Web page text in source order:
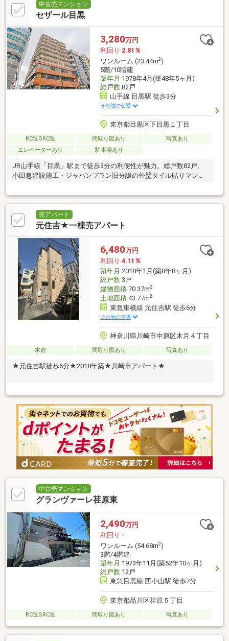
中古売マンション
セザール目黒
3,280万円
利回り 2.81％
ワンルーム (23.44m2)
5階/10階建
築年月 1978年4月(築48年5ヶ月)
総戸数82戸
山手線 目黒駅 徒歩3分
その他の交通
東京都目黒区下目黒１丁目
RC造SRC造 間取り図あり
写真あり
エレベーターあり
駐車場あり
JR山手線「目黒」駅まで徒歩3分の利便性が魅力。総戸数82戸、
小田急建設施工・ジャパンプラン旧分譲の外壁タイル貼りマンシ
す。
売アパート
元住吉★一棟売アパート
6,480万円
利回り 4.11％
築年月 2018年1月(築8年8ヶ月)
総戸数3戸
建物面積70.37m2
土地面積43.77m2
東急東横線 元住吉駅 徒歩6分
その他の交通
神奈川県川崎市中原区木月４丁目
木造 間取り図あり 写真あり
★元住吉駅徒歩6分★2018年築★川崎市アパート★
中古売マンション
グランヴァーレ荏原東
2,490万円
利回り -
ワンルーム (54.68m2)
3階/4階建
築年月 1973年11月(築52年10ヶ月)
総戸数12戸
東急目黒線 西小山駅 徒歩7分
東京都品川区荏原５丁目
RC造SRC造 間取り図あり 写真あり